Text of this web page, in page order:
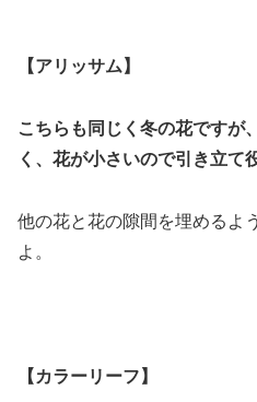
【アリッサム】
こちらも同じく冬の花ですが
く、花が小さいので引き立て
他の花と花の隙間を埋めるよ
よ。
【カラーリーフ】